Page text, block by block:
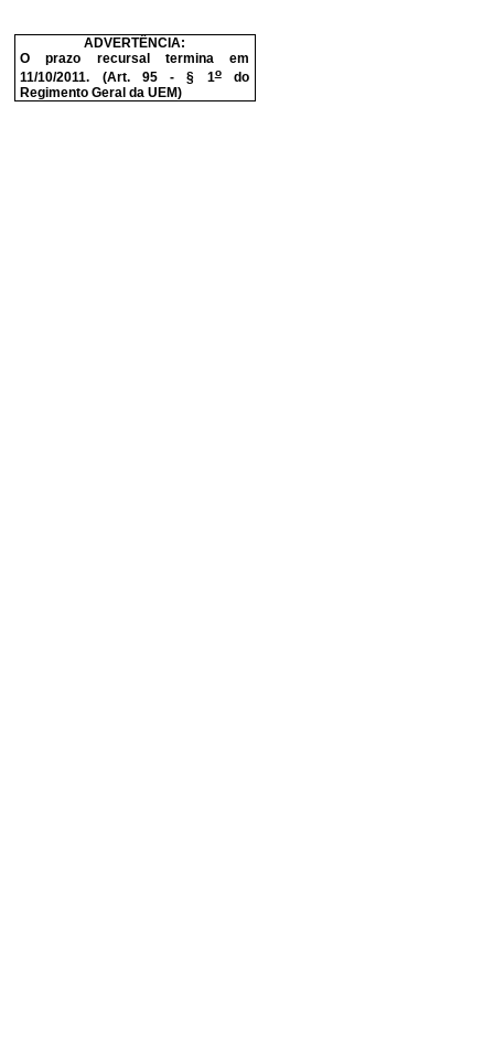
ADVERTÊNCIA:
O prazo recursal termina em
11/10/2011. (Art. 95 - § 1odo
Regimento Geral da UEM)